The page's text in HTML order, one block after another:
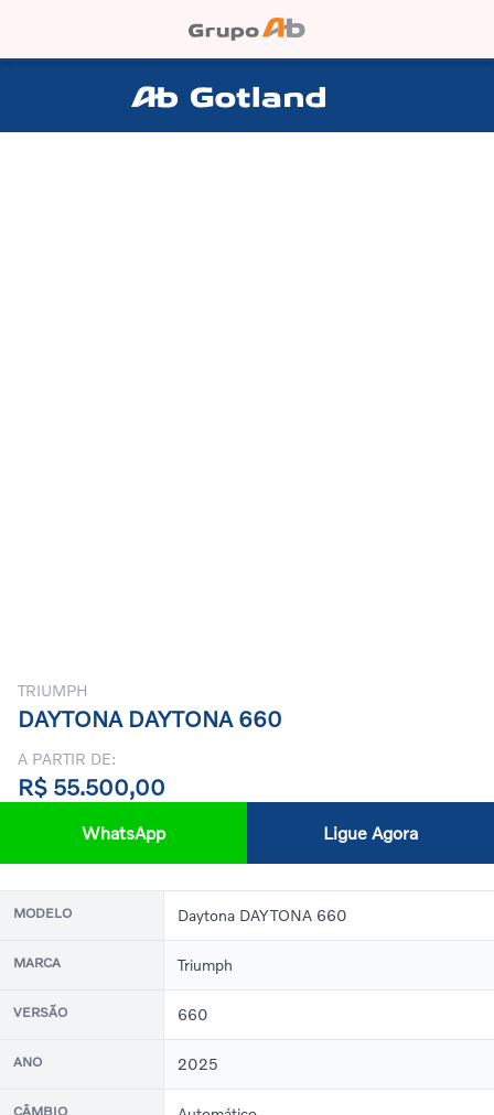
TRIUMPH
DAYTONA DAYTONA 660
A PARTIR DE:
R$ 55.500,00
WhatsApp Ligue Agora
MODELO Daytona DAYTONA 660
MARCA Triumph
VERSÃO 660
ANO 2025
CÂMBIO